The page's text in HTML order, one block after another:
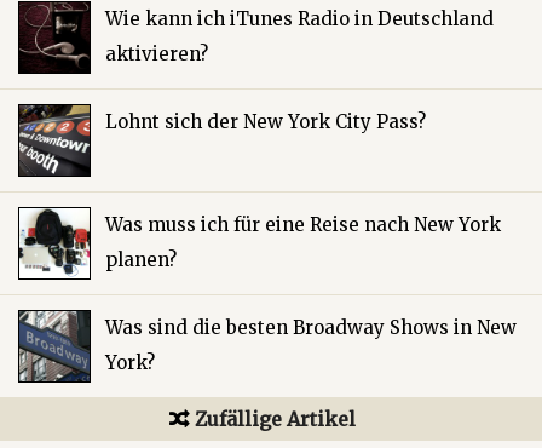
Wie kann ich iTunes Radio in Deutschland
aktivieren?
Lohnt sich der New York City Pass?
Was muss ich für eine Reise nach New York
planen?
Was sind die besten Broadway Shows in New
York?
Zufällige Artikel